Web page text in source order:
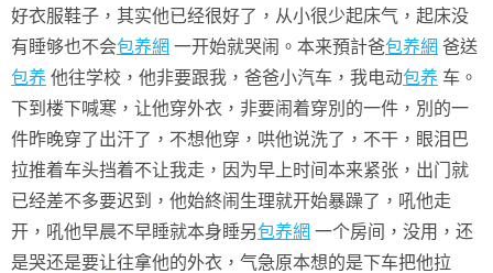
好衣服鞋子，其实他已经很好了，从小很少起床气，起床没
有睡够也不会包养網 一开始就哭闹。本来預計爸包养網 爸送
包养 他往学校，他非要跟我，爸爸小汽车，我电动包养 车。
下到楼下喊寒，让他穿外衣，非要闹着穿別的一件，別的一
件昨晚穿了出汗了，不想他穿，哄他说洗了，不干，眼泪巴
拉推着车头挡着不让我走，因为早上时间本来紧张，出门就
已经差不多要迟到，他始終闹生理就开始暴躁了，吼他走
开，吼他早晨不早睡就本身睡另包养網 一个房间，没用，还
是哭还是要让往拿他的外衣，气急原本想的是下车把他拉